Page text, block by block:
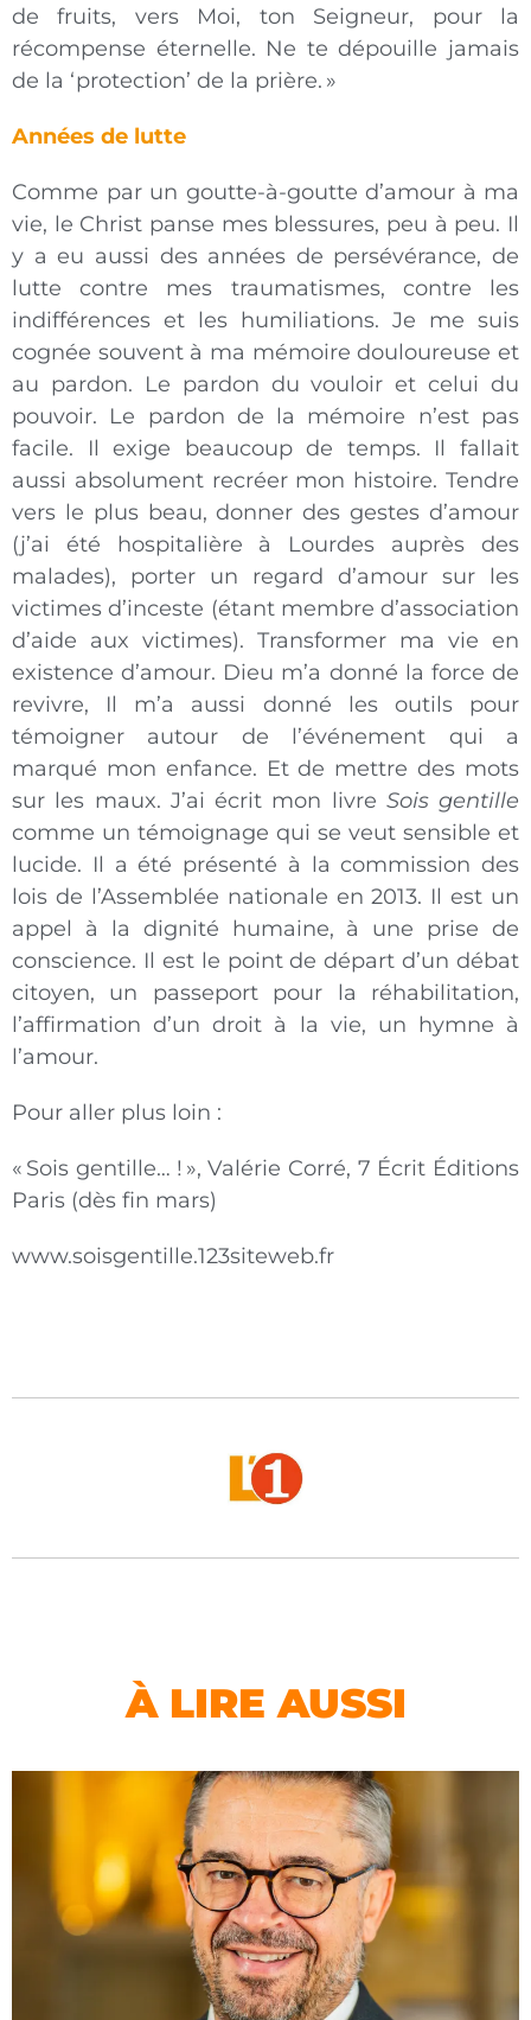
de fruits, vers Moi, ton Seigneur, pour la
récompense éternelle. Ne te dépouille jamais
de la ‘protection’ de la prière. »
Années de lutte
Comme par un goutte-à-goutte d’amour à ma
vie, le Christ panse mes blessures, peu à peu. Il
y a eu aussi des années de persévérance, de
lutte contre mes traumatismes, contre les
indifférences et les humiliations. Je me suis
cognée souvent à ma mémoire douloureuse et
au pardon. Le pardon du vouloir et celui du
pouvoir. Le pardon de la mémoire n’est pas
facile. Il exige beaucoup de temps. Il fallait
aussi absolument recréer mon histoire. Tendre
vers le plus beau, donner des gestes d’amour
(j’ai été hospitalière à Lourdes auprès des
malades), porter un regard d’amour sur les
victimes d’inceste (étant membre d’association
d’aide aux victimes). Transformer ma vie en
existence d’amour. Dieu m’a donné la force de
revivre, Il m’a aussi donné les outils pour
témoigner autour de l’événement qui a
marqué mon enfance. Et de mettre des mots
sur les maux. J’ai écrit mon livre Sois gentille
comme un témoignage qui se veut sensible et
lucide. Il a été présenté à la commission des
lois de l’Assemblée nationale en 2013. Il est un
appel à la dignité humaine, à une prise de
conscience. Il est le point de départ d’un débat
citoyen, un passeport pour la réhabilitation,
l’affirmation d’un droit à la vie, un hymne à
l’amour.
Pour aller plus loin :
« Sois gentille… ! », Valérie Corré, 7 Écrit Éditions
Paris (dès fin mars)
www.soisgentille.123siteweb.fr
À LIRE AUSSI